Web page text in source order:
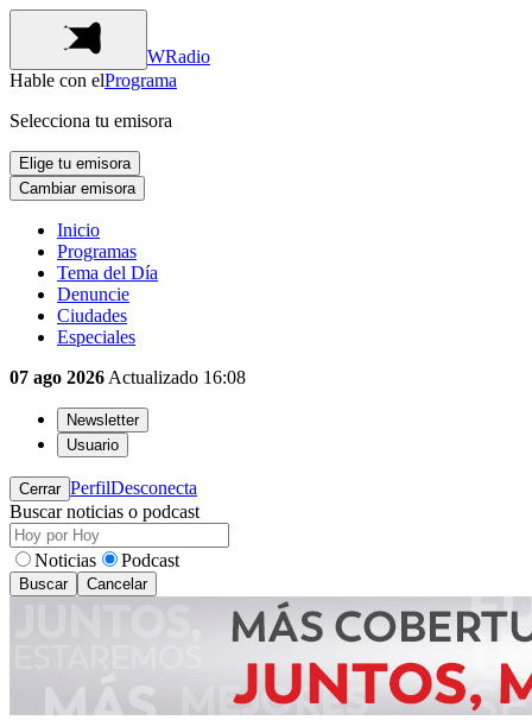
WRadio
Hable con elPrograma
Selecciona tu emisora
Elige tu emisora
Cambiar emisora
Inicio
Programas
Tema del Día
Denuncie
Ciudades
Especiales
07 ago 2026 Actualizado 16:08
Newsletter
Usuario
Cerrar PerfilDesconecta
Buscar noticias o podcast
Noticias Podcast
Buscar Cancelar